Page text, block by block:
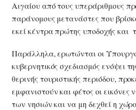
Αιγαίου από τους υπεράριθμους
παράνομους μετανάστες που
εκεί κέντρα πρώτης υποδοχής και
Παράλληλα, ερωτώνται οι
κυβερνητικός σχεδιασμός ενόψει
θερινής τουριστικής περιόδου,
εμφανιστούν και φέτος οι εικόνες
των νησιών και να μη δεχθεί η